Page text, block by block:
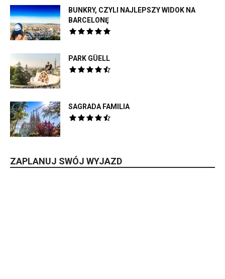
BUNKRY, CZYLI NAJLEPSZY WIDOK NA
BARCELONĘ
PARK GÜELL
SAGRADA FAMILIA
ZAPLANUJ SWÓJ WYJAZD